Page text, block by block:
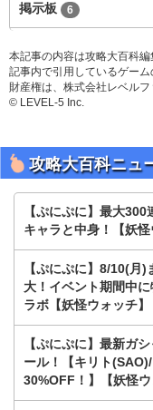
掲示板 6
本記事の内容は攻略大百科編
記事内で引用しているゲー
財産権は、株式会社レベルフ
© LEVEL-5 Inc.
攻略大百科ニュ
【ぷにぷに】最大
キャラと中身！【妖怪
【ぷにぷに】8/10(月
大！イベント期間中
ラボ【妖怪ウォッチ】
【ぷにぷに】最新ガ
ール！【キリト
30%OFF！】【妖怪ウ